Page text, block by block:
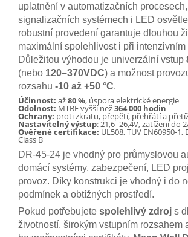
uplatnění v automatizačních
signalizačních systémech i LED
robustní provedení garantuje dlouhou
maximální spolehlivost i při intenzivním
Důležitou výhodou je univerzální vstup
(nebo 120–370VDC) a možnost
rozsahu -10 až +50 °C.
Účinnost: až80 %, úspora elektrické energie
Odolnost: MTBF vyšší než364 000 hodin
Ochrany: proti zkratu, přepětí, přehřátí a
Nastavitelný výstup: 21,6–26,4V, zatížení do
Ověřené certifikace: UL508, TUV EN60950-1,
Class B
DR-45-24 je vhodný pro průmyslovou
domácí systémy, zabezpečení, LED
provoz. Díky konstrukci je vhodný i do
podmínek a obtížných prostředí.
Pokud potřebujete spolehlivý zdroj s
životností, širokým vstupním rozsahem